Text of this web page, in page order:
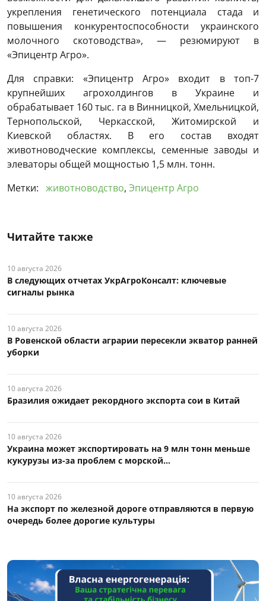
укрепления генетического потенциала стада и
повышения конкурентоспособности украинского
молочного скотоводства», — резюмируют в
«Эпицентр Агро».
Для справки: «Эпицентр Агро» входит в топ-7
крупнейших агрохолдингов в Украине и
обрабатывает 160 тыс. га в Винницкой, Хмельницкой,
Тернопольской, Черкасской, Житомирской и
Киевской областях. В его состав входят
животноводческие комплексы, семенные заводы и
элеваторы общей мощностью 1,5 млн. тонн.
Метки: животноводство, Эпицентр Агро
Читайте также
10 августа 2026
В следующих отчетах УкрАгроКонсалт: ключевые
сигналы рынка
10 августа 2026
В Ровенской области аграрии пересекли экватор ранней
уборки
10 августа 2026
Бразилия ожидает рекордного экспорта сои в Китай
10 августа 2026
Украина может экспортировать на 9 млн тонн меньше
кукурузы из-за проблем с морской...
10 августа 2026
На экспорт по железной дороге отправляются в первую
очередь более дорогие культуры